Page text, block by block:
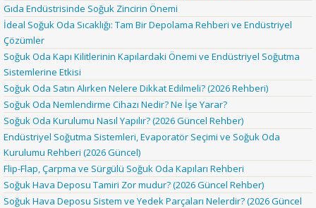
Gıda Endüstrisinde Soğuk Zincirin Önemi
İdeal Soğuk Oda Sıcaklığı: Tam Bir Depolama Rehberi ve Endüstriyel
Çözümler
Soğuk Oda Kapı Kilitlerinin Kapılardaki Önemi ve Endüstriyel Soğutma
Sistemlerine Etkisi
Soğuk Oda Satın Alırken Nelere Dikkat Edilmeli? (2026 Rehberi)
Soğuk Oda Nemlendirme Cihazı Nedir? Ne İşe Yarar?
Soğuk Oda Kurulumu Nasıl Yapılır? (2026 Güncel Rehber)
Endüstriyel Soğutma Sistemleri, Evaporatör Seçimi ve Soğuk Oda
Kurulumu Rehberi (2026 Güncel)
Flip-Flap, Çarpma ve Sürgülü Soğuk Oda Kapıları Rehberi
Soğuk Hava Deposu Tamiri Zor mudur? (2026 Güncel Rehber)
Soğuk Hava Deposu Sistem ve Yedek Parçaları Nelerdir? (2026 Güncel